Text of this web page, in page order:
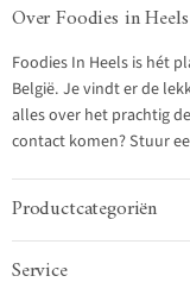
Over Foodies in Heels
Foodies In Heels is hét
België. Je vindt er de
alles over het prachtig
contact komen? Stuur
Productcategoriën
Service